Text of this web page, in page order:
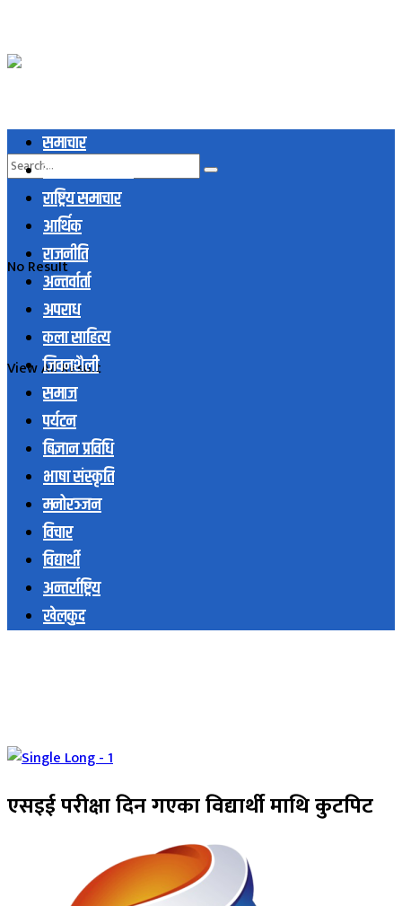
No Result
View All Result
समाचार
स्थानिय समाचार
राष्ट्रिय समाचार
आर्थिक
राजनीति
अन्तर्वार्ता
अपराध
कला साहित्य
जिवनशैली
समाज
पर्यटन
बिज्ञान प्रविधि
भाषा संस्कृति
मनोरञ्जन
विचार
विद्यार्थी
अन्तर्राष्ट्रिय
खेलकुद
एसइई परीक्षा दिन गएका विद्यार्थी माथि कुटपिट